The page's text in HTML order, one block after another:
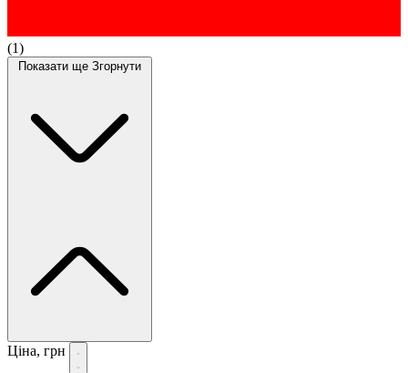
(1)
Показати ще Згорнути
Ціна, грн